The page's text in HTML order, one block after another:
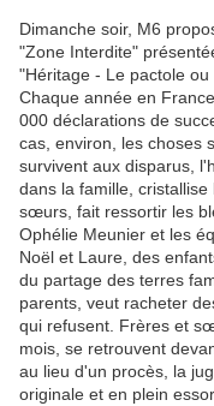
Dimanche soir, M6
"Zone Interdite"
"Héritage - Le pactole ou
Chaque année en
000 déclarations de
cas, environ, les choses
survivent aux disparus,
dans la famille,
sœurs, fait ressortir les
Ophélie Meunier et les
Noël et Laure, des
du partage des terres
parents, veut racheter
qui refusent. Frères et
mois, se retrouvent
au lieu d'un procès, la
originale et en plein